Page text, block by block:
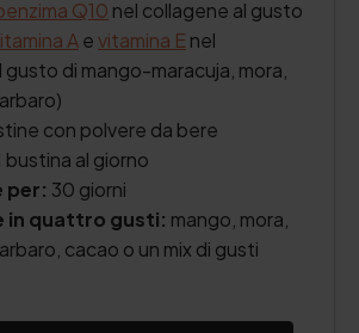
Q10 nel collagene al gusto
Aevitamina E nel
di mango-maracuja, mora,
con polvere da bere
bustina al giorno
per: 30 giorni
in quattro gusti: mango, mora,
cacao o un mix di gusti